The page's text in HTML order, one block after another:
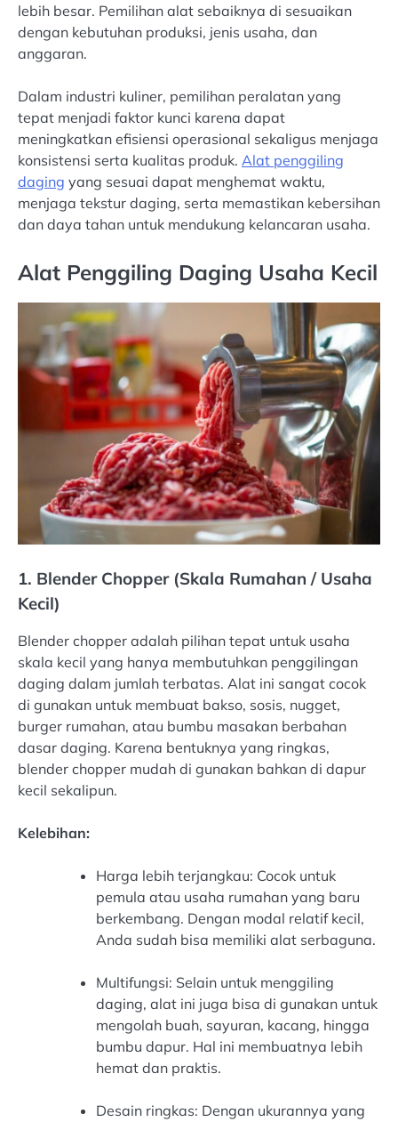
lebih besar. Pemilihan alat sebaiknya di sesuaikan
dengan kebutuhan produksi, jenis usaha, dan
anggaran.
Dalam industri kuliner, pemilihan peralatan yang
tepat menjadi faktor kunci karena dapat
meningkatkan efisiensi operasional sekaligus menjaga
konsistensi serta kualitas produk. Alat penggiling
daging yang sesuai dapat menghemat waktu,
menjaga tekstur daging, serta memastikan kebersihan
dan daya tahan untuk mendukung kelancaran usaha.
Alat Penggiling Daging Usaha Kecil
1. Blender Chopper (Skala Rumahan / Usaha
Kecil)
Blender chopper adalah pilihan tepat untuk usaha
skala kecil yang hanya membutuhkan penggilingan
daging dalam jumlah terbatas. Alat ini sangat cocok
di gunakan untuk membuat bakso, sosis, nugget,
burger rumahan, atau bumbu masakan berbahan
dasar daging. Karena bentuknya yang ringkas,
blender chopper mudah di gunakan bahkan di dapur
kecil sekalipun.
Kelebihan:
Harga lebih terjangkau: Cocok untuk
pemula atau usaha rumahan yang baru
berkembang. Dengan modal relatif kecil,
Anda sudah bisa memiliki alat serbaguna.
Multifungsi: Selain untuk menggiling
daging, alat ini juga bisa di gunakan untuk
mengolah buah, sayuran, kacang, hingga
bumbu dapur. Hal ini membuatnya lebih
hemat dan praktis.
Desain ringkas: Dengan ukurannya yang